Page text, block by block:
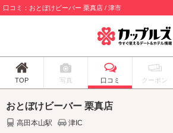
口コミ：おとぼけビーバー 栗真店 / 津市
TOP 写真 口コミ クーポン
おとぼけビーバー 栗真店
高田本山駅 津IC